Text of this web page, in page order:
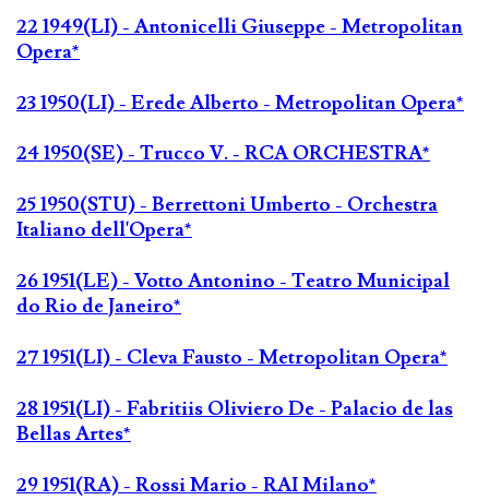
22 1949(LI) - Antonicelli Giuseppe - Metropolitan
Opera*
23 1950(LI) - Erede Alberto - Metropolitan Opera*
24 1950(SE) - Trucco V. - RCA ORCHESTRA*
25 1950(STU) - Berrettoni Umberto - Orchestra
Italiano dell'Opera*
26 1951(LE) - Votto Antonino - Teatro Municipal
do Rio de Janeiro*
27 1951(LI) - Cleva Fausto - Metropolitan Opera*
28 1951(LI) - Fabritiis Oliviero De - Palacio de las
Bellas Artes*
29 1951(RA) - Rossi Mario - RAI Milano*